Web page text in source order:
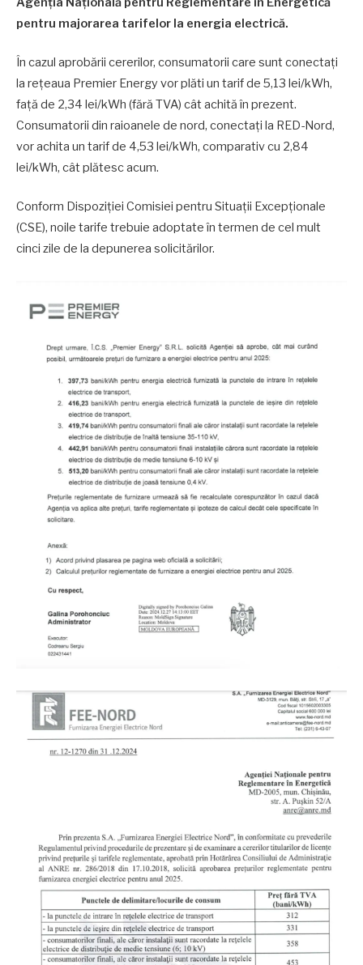
pentru majorarea tarifelor la energia electrică.
În cazul aprobării cererilor, consumatorii care sunt conectați
la rețeaua Premier Energy vor plăti un tarif de 5,13 lei/kWh,
față de 2,34 lei/kWh (fără TVA) cât achită în prezent.
Consumatorii din raioanele de nord, conectați la RED-Nord,
vor achita un tarif de 4,53 lei/kWh, comparativ cu 2,84
lei/kWh, cât plătesc acum.
Conform Dispoziției Comisiei pentru Situații Excepționale
(CSE), noile tarife trebuie adoptate în termen de cel mult
cinci zile de la depunerea solicitărilor.